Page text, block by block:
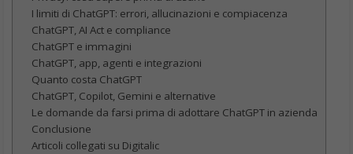
I limiti di ChatGPT: errori, allucinazioni e compiacenza
ChatGPT, AI Act e compliance
ChatGPT e immagini
ChatGPT, app, agenti e integrazioni
Quanto costa ChatGPT
ChatGPT, Copilot, Gemini e alternative
Le domande da farsi prima di adottare ChatGPT in azienda
Conclusione
Articoli collegati su Digitalic